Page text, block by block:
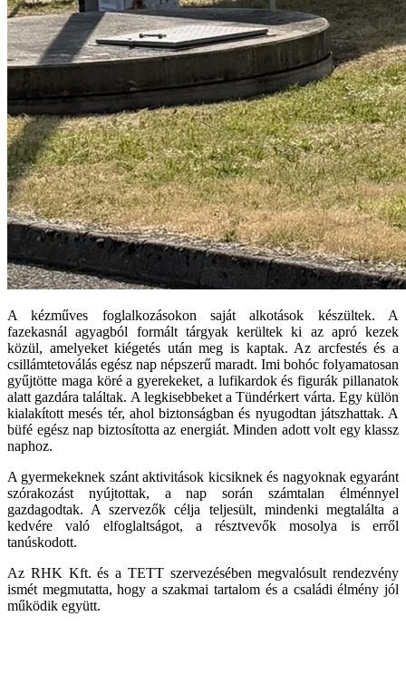
A kézműves foglalkozásokon saját alkotások készültek. A
fazekasnál agyagból formált tárgyak kerültek ki az apró kezek
közül, amelyeket kiégetés után meg is kaptak. Az arcfestés és a
csillámtetoválás egész nap népszerű maradt. Imi bohóc folyamatosan
gyűjtötte maga köré a gyerekeket, a lufikardok és figurák pillanatok
alatt gazdára találtak. A legkisebbeket a Tündérkert várta. Egy külön
kialakított mesés tér, ahol biztonságban és nyugodtan játszhattak. A
büfé egész nap biztosította az energiát. Minden adott volt egy klassz
naphoz.
A gyermekeknek szánt aktivitások kicsiknek és nagyoknak egyaránt
szórakozást nyújtottak, a nap során számtalan élménnyel
gazdagodtak. A szervezők célja teljesült, mindenki megtalálta a
kedvére való elfoglaltságot, a résztvevők mosolya is erről
tanúskodott.
Az RHK Kft. és a TETT szervezésében megvalósult rendezvény
ismét megmutatta, hogy a szakmai tartalom és a családi élmény jól
működik együtt.